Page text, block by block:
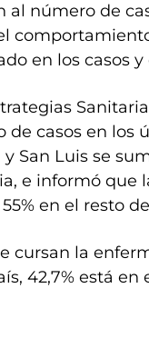
número de
en los casos y
casos en los
San Luis se
e informó que
en el resto
cursan la
42,7% está en